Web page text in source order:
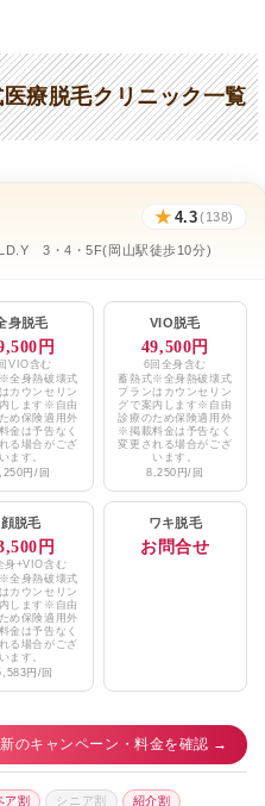
★4.4 / 5（28件）
★3.4 / 5（59件）
松江院 ★3.8 / 5（82件）
ク ★3.9 / 5（14件）
★3.0 / 5（41件）
★4.1 / 5（17件）
院 ★4.4 / 5（110件）
★4.7 / 5（439件）
★4.3 / 5（673件）
★4.4 / 5（28件）
療脱毛クリニック一覧
★ 4.3(138)
3・4・5F(岡山駅徒歩10分)
身脱毛
円
VIO含む
全身熱破壊式
カウンセリン
します※自由
め保険適用外
金は予告なく
る場合がござ
います。
円/回
VIO脱毛
49,500円
6回全身含む
蓄熱式※全身熱破壊式
プランはカウンセリン
グで案内します※自由
診療のため保険適用外
※掲載料金は予告なく
変更される場合がござ
います。
8,250円/回
顔脱毛
円
身+VIO含む
全身熱破壊式
カウンセリン
します※自由
め保険適用外
金は予告なく
る場合がござ
います。
円/回
ワキ脱毛
お問合せ
のキャンペーン・料金を確認 →
ア割 シニア割 紹介割